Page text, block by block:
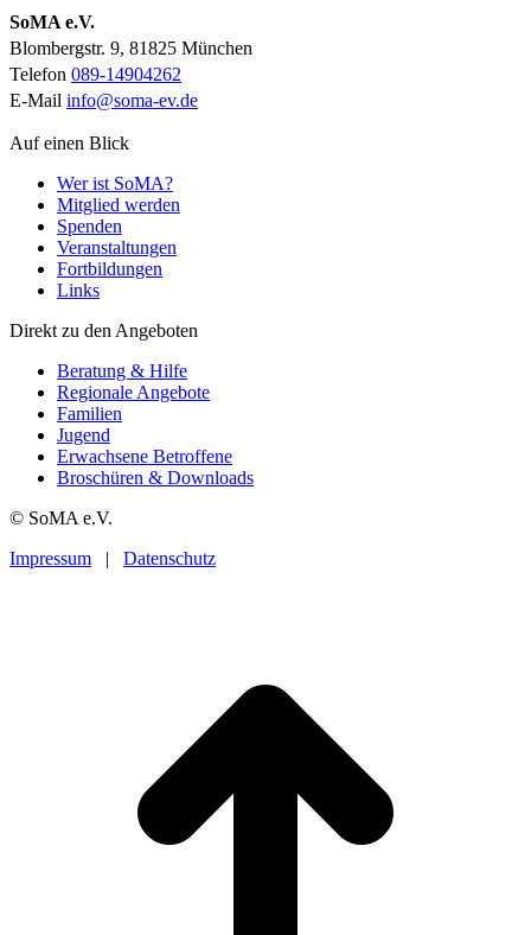
SoMA e.V.
Blombergstr. 9, 81825 München
Telefon 089-14904262
E-Mail info@soma-ev.de
Auf einen Blick
Wer ist SoMA?
Mitglied werden
Spenden
Veranstaltungen
Fortbildungen
Links
Direkt zu den Angeboten
Beratung & Hilfe
Regionale Angebote
Familien
Jugend
Erwachsene Betroffene
Broschüren & Downloads
© SoMA e.V.
Impressum | Datenschutz